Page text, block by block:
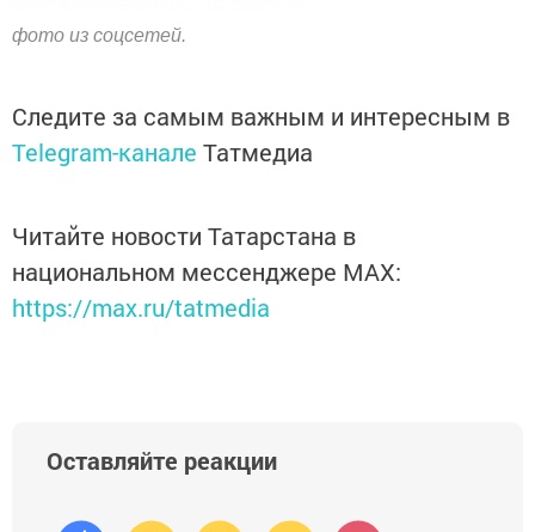
фото из соцсетей.
Следите за самым важным и интересным в
Telegram-канале Татмедиа
Читайте новости Татарстана в
национальном мессенджере MАХ:
https://max.ru/tatmedia
Оставляйте реакции